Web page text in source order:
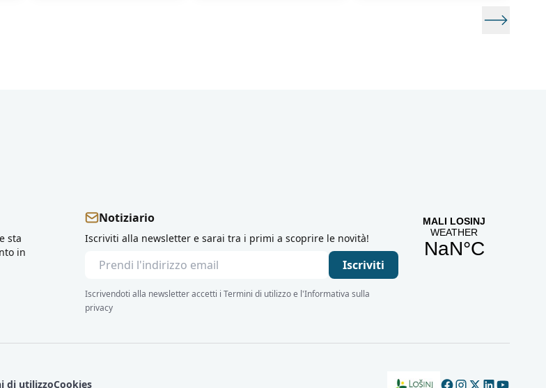
sta
in
Notiziario
Iscriviti alla newsletter e sarai tra i primi a scoprire le novità!
Iscriviti
Iscrivendoti alla newsletter accetti i Termini di utilizzo e l'Informativa sulla
privacy
di utilizzoCookies